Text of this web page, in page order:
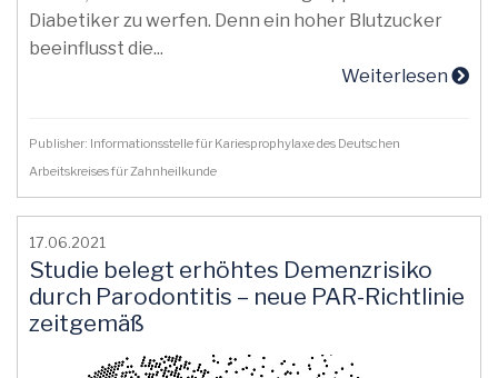
Diabetiker zu werfen. Denn ein hoher Blutzucker
beeinflusst die...
Weiterlesen
Publisher: Informationsstelle für Kariesprophylaxe des Deutschen
Arbeitskreises für Zahnheilkunde
17.06.2021
Studie belegt erhöhtes Demenzrisiko
durch Parodontitis – neue PAR-Richtlinie
zeitgemäß